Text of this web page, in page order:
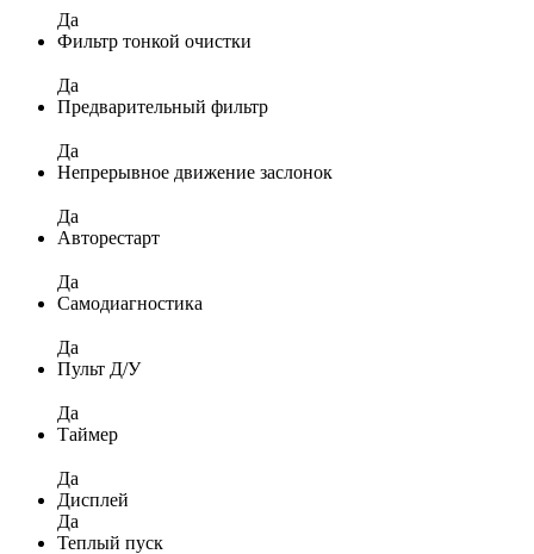
Да
Фильтр тонкой очистки
Да
Предварительный фильтр
Да
Непрерывное движение заслонок
Да
Авторестарт
Да
Самодиагностика
Да
Пульт Д/У
Да
Таймер
Да
Дисплей
Да
Теплый пуск